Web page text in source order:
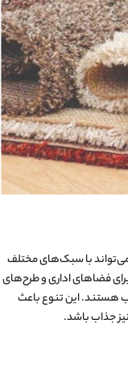
می‌تواند با سبک‌های مختلف
فضاهای اداری و طرح‌های
هستند. این تنوع باعث
جذاب باشد.